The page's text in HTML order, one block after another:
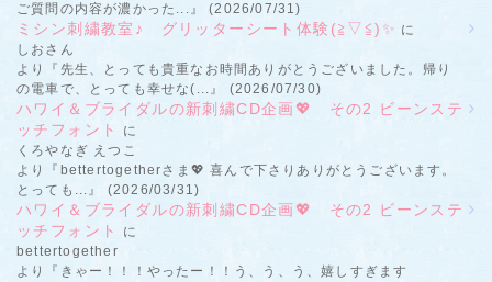
ご質問の内容が濃かった...』 (2026/07/31)
ミシン刺繍教室♪ グリッターシート体験(≧▽≦)✨ に
しおさん
より『先生、とっても貴重なお時間ありがとうございました。帰り
の電車で、とっても幸せな(...』 (2026/07/30)
ハワイ＆ブライダルの新刺繍CD企画💖 その2 ビーンステ
ッチフォント
に
くろやなぎ えつこ
より『bettertogetherさま💖 喜んで下さりありがとうございます。
とっても...』 (2026/03/31)
ハワイ＆ブライダルの新刺繍CD企画💖 その2 ビーンステ
ッチフォント
に
bettertogether
より『きゃー！！！やったー！！う、う、う、嬉しすぎます